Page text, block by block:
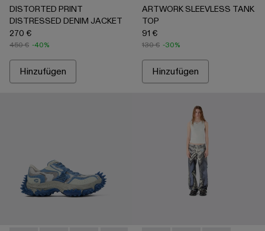
DISTORTED PRINT
DISTRESSED DENIM JACKET
270 €
450 € -40%
Hinzufügen
ARTWORK SLEEVLESS TANK
TOP
91 €
130 € -30%
Hinzufügen